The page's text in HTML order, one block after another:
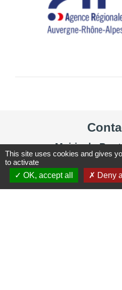
Mairie de
22 rue de la
38230 Pont-de-
+33 4 72
This site uses cookies and gives
to activate
OK, accept all
Deny